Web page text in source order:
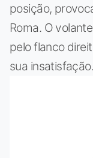
posição,
Roma. O
pelo flanco
sua insatisfação.